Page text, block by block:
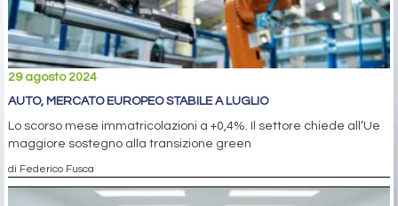
29 agosto 2024
AUTO, MERCATO EUROPEO STABILE A LUGLIO
Lo scorso mese immatricolazioni a +0,4%. Il settore chiede all’Ue
maggiore sostegno alla transizione green
di Federico Fusca